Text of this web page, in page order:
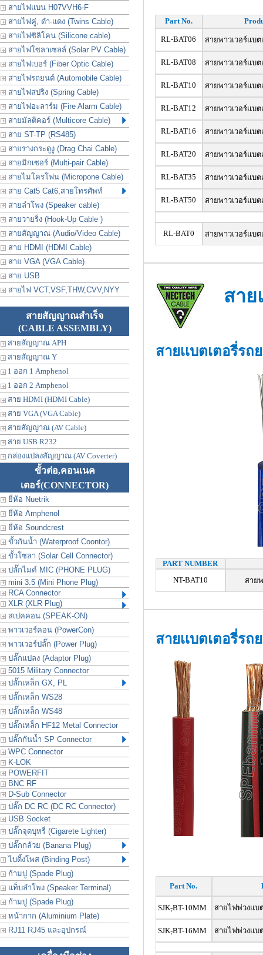
สายไฟแบน H07VVH6-F
สายไฟคู่, ดำ-แดง (Twins Cable)
สายไฟซิลิโคน (Silicone cable)
สายไฟโซลาเซลล์ (Solar PV Cable)
สายไฟเบอร์ (Fiber Optic Cable)
สายไฟรถยนต์ (Automobile Cable)
สายไฟสปริง (Spring Cable)
สายไฟอะลาร์ม (Fire Alarm Cable)
สายมัลติคอร์ (Multicore Cable)
สาย ST-TP (RS485)
สายรางกระดูงู (Drag Chai Cable)
สายมิกเซอร์ (Multi-pair Cable)
สายไมโครโฟน (Micropone Cable)
สาย Cat5 Cat6,สายโทรศัพท์
สายลำโพง (Speaker cable)
สายวายริ่ง (Hook-Up Cable )
สายสัญญาณ (Audio/Video Cable)
สาย HDMI (HDMI Cable)
สาย VGA (VGA Cable)
สาย USB
สายไฟ VCT,VSF,THW,CVV,NYY
สายสัญญาณสำเร็จ
(CABLE ASSEMBLY)
สายสัญญาณ APH
สายสัญญาณ Y
1 ออก 1 Amphenol
1 ออก 2 Amphenol
สาย HDMI (HDMI Cable)
สาย VGA (VGA Cable)
สายสัญญาณ (AV Cable)
สาย USB R232
กล่องแปลงสัญญาณ (AV Coverter)
ขั้วต่อ,คอนเนค
เตอร์(CONNECTOR)
ยี่ห้อ Nuetrik
ยี่ห้อ Amphenol
ยี่ห้อ Soundcrest
ขั้วกันน้ำ (Waterproof Coontor)
ขั้วโซลา (Solar Cell Connector)
ปลั๊กไมค์ MIC (PHONE PLUG)
mini 3.5 (Mini Phone Plug)
RCA Connector
XLR (XLR Plug)
สเปคคอน (SPEAK-ON)
พาวเวอร์คอน (PowerCon)
พาวเวอร์ปลั๊ก (Power Plug)
ปลั๊กแปลง (Adaptor Plug)
5015 Military Connector
ปลั๊กเหล็ก GX, PL
ปลั๊กเหล็ก WS28
ปลั๊กเหล็ก WS48
ปลั๊กเหล็ก HF12 Metal Connector
ปลั๊กกันน้ำ SP Connector
WPC Connector
K-LOK
POWERFIT
BNC RF
D-Sub Connector
ปลั๊ก DC RC (DC RC Connector)
USB Socket
ปลั๊กจุดบุหรี่ (Cigarete Lighter)
ปลั๊กกล้วย (Banana Plug)
ไบดิ้งโพส (Binding Post)
ก้ามปู (Spade Plug)
แท็บลำโพง (Speaker Terminal)
ก้ามปู (Spade Plug)
หน้ากาก (Aluminium Plate)
RJ11 RJ45 และอุปกรณ์
Part No.
RL-BAT06 สายพาวเวอร์แบต
RL-BAT08 สายพาวเวอร์แบต
RL-BAT10 สายพาวเวอร์แบต
RL-BAT12 สายพาวเวอร์แบต
RL-BAT16 สายพาวเวอร์แบต
RL-BAT20 สายพาวเวอร์แบต
RL-BAT35 สายพาวเวอร์แบต
RL-BAT50 สายพาวเวอร์แบต
RL-BAT0 สายพาวเวอร์แบต
สาย
สายเเบตเตอรี่ร
PART NUMBER
NT-BAT10
สาย
สายเเบตเตอรี่ร
Part No.
SJK-ฺBT-10MM สายไฟพ่วงแบ
SJK-ฺBT-16MM สายไฟพ่วงแบ